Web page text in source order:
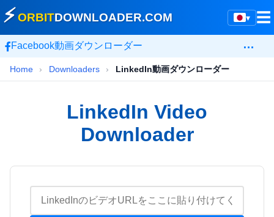
▾
⚡ORBITDOWNLOADER.COM ☰
Facebook動画ダウンローダー …
Home › Downloaders › LinkedIn動画ダウンローダー
LinkedIn Video
Downloader